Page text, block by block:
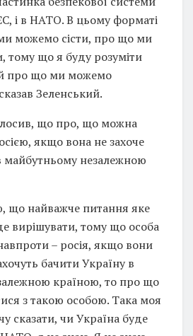
і в НАТО. В цьому форматі
можемо сісти, про що ми
тому що я буду розуміти
й про що ми можемо
Зеленський.
що про, що можна
якщо вона не захоче
майбутньому незалежною
що найважче питання яке
вирішувати, тому що особа
– росія, якщо вони
бачити Україну в
країною, то про що
з такою особою. Така моя
сказати, чи Україна буде